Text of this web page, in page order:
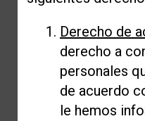
Derecho de
derecho a
personales
de acuerdo
le hemos